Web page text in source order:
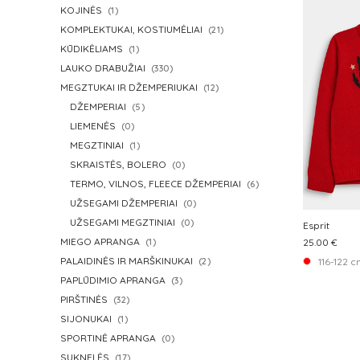
KOJINĖS (1)
KOMPLEKTUKAI, KOSTIUMĖLIAI (21)
KŪDIKĖLIAMS (1)
LAUKO DRABUŽIAI (330)
MEGZTUKAI IR DŽEMPERIUKAI (12)
DŽEMPERIAI (5)
LIEMENĖS (0)
MEGZTINIAI (1)
SKRAISTĖS, BOLERO (0)
TERMO, VILNOS, FLEECE DŽEMPERIAI (6)
UŽSEGAMI DŽEMPERIAI (0)
UŽSEGAMI MEGZTINIAI (0)
MIEGO APRANGA (1)
PALAIDINĖS IR MARŠKINUKAI (2)
PAPLŪDIMIO APRANGA (3)
PIRŠTINĖS (32)
SIJONUKAI (1)
SPORTINĖ APRANGA (0)
SUKNELĖS (17)
Esprit
25.00 €
116-122